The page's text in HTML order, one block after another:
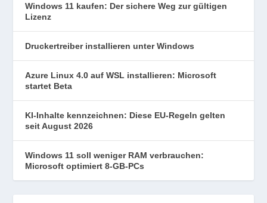
Windows 11 kaufen: Der sichere Weg zur gültigen
Lizenz
Druckertreiber installieren unter Windows
Azure Linux 4.0 auf WSL installieren: Microsoft
startet Beta
KI-Inhalte kennzeichnen: Diese EU-Regeln gelten
seit August 2026
Windows 11 soll weniger RAM verbrauchen:
Microsoft optimiert 8-GB-PCs